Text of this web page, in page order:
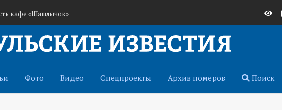
кафе «Шашлычок»
оповещения о беспилотниках
Фото Видео Спецпроекты Архив номеров Поиск